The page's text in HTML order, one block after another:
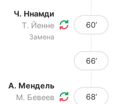
Ч. Ннамди
Т. Йенне
Замена
60’
66’
А. Мендель
М. Бевеев
68’